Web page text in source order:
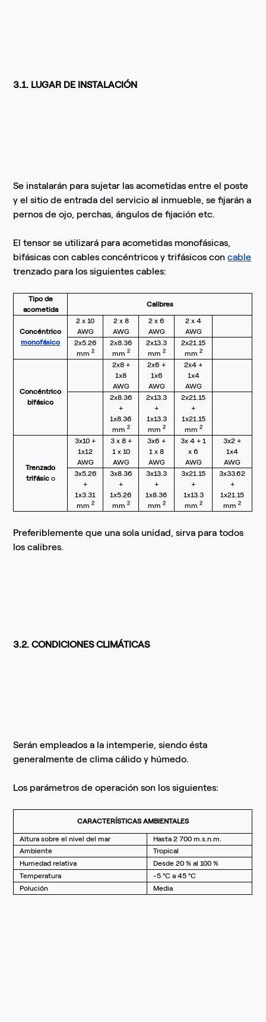
3.1. LUGAR DE INSTALACIÓN
Se instalarán para sujetar las acometidas entre el poste
y el sitio de entrada del servicio al inmueble, se fijarán a
pernos de ojo, perchas, ángulos de fijación etc.
El tensor se utilizará para acometidas monofásicas,
bifásicas con cables concéntricos y trifásicos concable
trenzado para los siguientes cables:
Tipo de
acometida
Calibres
Concéntrico
monofásico
2 x 10
AWG
2 x 8
AWG
2 x 6
AWG
2 x 4
AWG
2x5.26
mm 2
2x8.36
mm 2
2x13.3
mm 2
2x21.15
mm 2
Concéntrico
bifásico
2x8 +
1x8
AWG
2x6+
1x6
AWG
2x4+
1x4
AWG
2x8.36
+
1x8.36
mm 2
2x13.3
+
1x13.3
mm 2
2x21.15
+
1x21.15
mm 2
Trenzado
trifásic o
3x10+
1x12
AWG
3 x 8 +
1 x 10
AWG
3x6+
1 x 8
AWG
3x 4+ 1
x 6
AWG
3x2+
1x4
AWG
3x5.26
+
1x3.31
mm 2
3x8.36
+
1x5.26
mm 2
3x13.3
+
1x8.36
mm 2
3x21.15
+
1x13.3
mm 2
3x33.62
+
1x21.15
mm2
Preferiblemente que una sola unidad, sirva para todos
los calibres.
3.2. CONDICIONES CLIMÁTICAS
Serán empleados a la intemperie, siendo ésta
generalmente de clima cálido y húmedo.
Los parámetros de operación son los siguientes:
CARACTERÍSTICAS AMBIENTALES
Altura sobre el nivel del mar
Hasta 2 700 m.s.n.m.
Ambiente
Tropical
Humedad relativa
Desde 20 % al 100 %
Temperatura
-5 °C a 45 °C
Polución
Media